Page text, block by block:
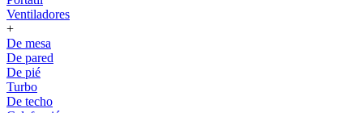
Ventiladores
+
De mesa
De pared
De pié
Turbo
De techo